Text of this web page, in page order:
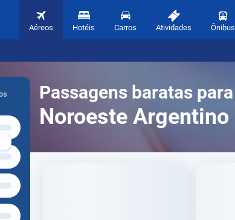
Aéreos Hotéis Carros Atividades Ônibus
Passagens baratas para
Noroeste Argentino